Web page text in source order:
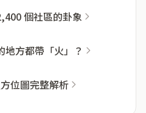
個社區的卦象
地方都帶「火」？
位圖完整解析